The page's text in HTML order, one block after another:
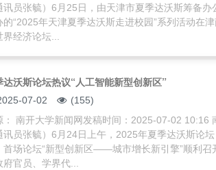
讯员张毓）6月25日，由天津市夏季达沃斯筹备办
的“2025年天津夏季达沃斯走进校园”系列活动在
界经济论坛...
达沃斯论坛热议“人工智能新型创新区”
07-02
(155)
： 南开大学新闻网发稿时间：2025-07-02 10:16
讯员张毓）6月24日上午，2025年夏季达沃斯论
首场论坛“新型创新区——城市增长新引擎”顺利召
府官员、学界代...